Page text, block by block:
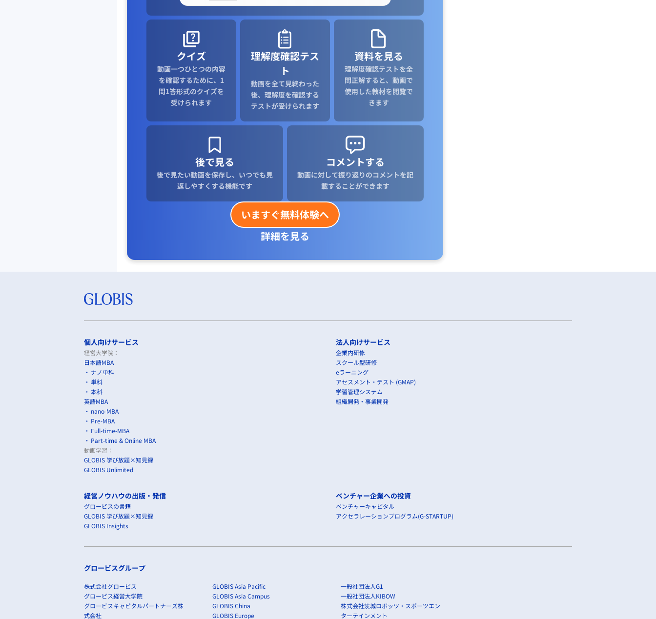
クイズ
動画一つひとつの内容
を確認するために、1
問1答形式のクイズを
受けられます
理解度確認テス
ト
動画を全て見終わった
後、理解度を確認する
テストが受けられます
資料を見る
理解度確認テストを全
問正解すると、動画で
使用した教材を閲覧で
きます
後で見る
後で見たい動画を保存し、いつでも見
返しやすくする機能です
コメントする
動画に対して振り返りのコメントを記
載することができます
いますぐ無料体験へ
詳細を見る
個人向けサービス
経営大学院：
日本語MBA
ナノ単科
単科
本科
英語MBA
nano-MBA
Pre-MBA
Full-time-MBA
Part-time & Online MBA
動画学習：
GLOBIS 学び放題×知見録
GLOBIS Unlimited
法人向けサービス
企業内研修
スクール型研修
eラーニング
アセスメント・テスト (GMAP)
学習管理システム
組織開発・事業開発
経営ノウハウの出版・発信
グロービスの書籍
GLOBIS 学び放題×知見録
GLOBIS Insights
ベンチャー企業への投資
ベンチャーキャピタル
アクセラレーションプログラム(G-STARTUP)
グロービスグループ
株式会社グロービス
グロービス経営大学院
グロービスキャピタルパートナーズ株
式会社
GLOBIS Asia Pacific
GLOBIS Asia Campus
GLOBIS China
GLOBIS Europe
一般社団法人G1
一般社団法人KIBOW
株式会社茨城ロボッツ・スポーツエン
ターテインメント